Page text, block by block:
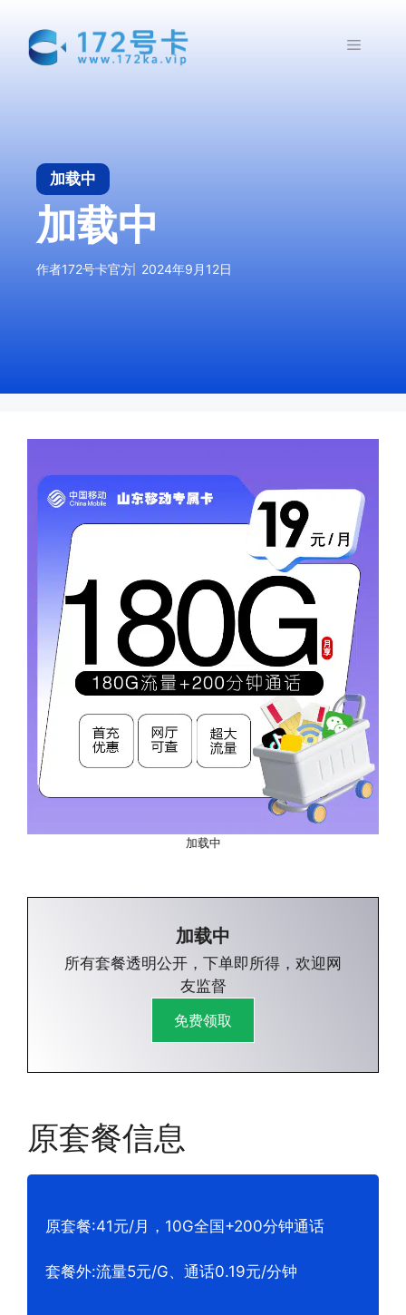
菜
加载中
加载中
作者172号卡官方 2024年9月12日
加载中
加载中
所有套餐透明公开，下单即所得，欢迎网
友监督
免费领取
原套餐信息
原套餐:41元/月，10G全国+200分钟通话
套餐外:流量5元/G、通话0.19元/分钟